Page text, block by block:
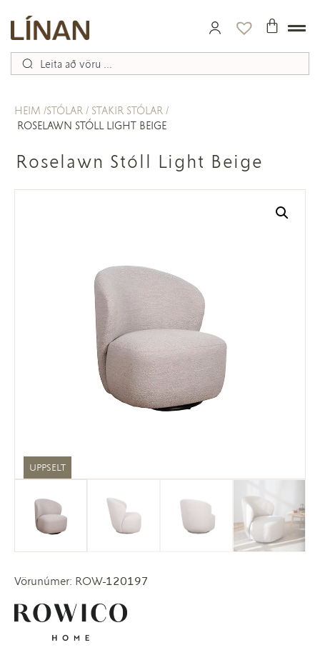
HEIM STÓLAR
STAKIR STÓLAR
ROSELAWN STÓLL LIGHT BEIGE
Roselawn Stóll Light Beige
UPPSELT
Vörunúmer: ROW-120197